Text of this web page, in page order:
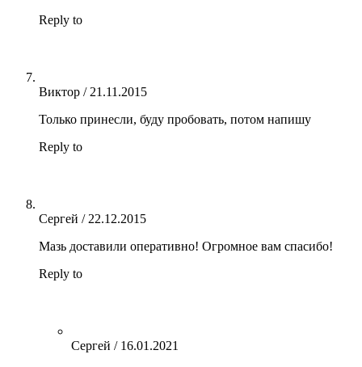
Reply to
Виктор / 21.11.2015
Только принесли, буду пробовать, потом напишу
Reply to
Сергей / 22.12.2015
Мазь доставили оперативно! Огромное вам спасибо!
Reply to
Сергей / 16.01.2021